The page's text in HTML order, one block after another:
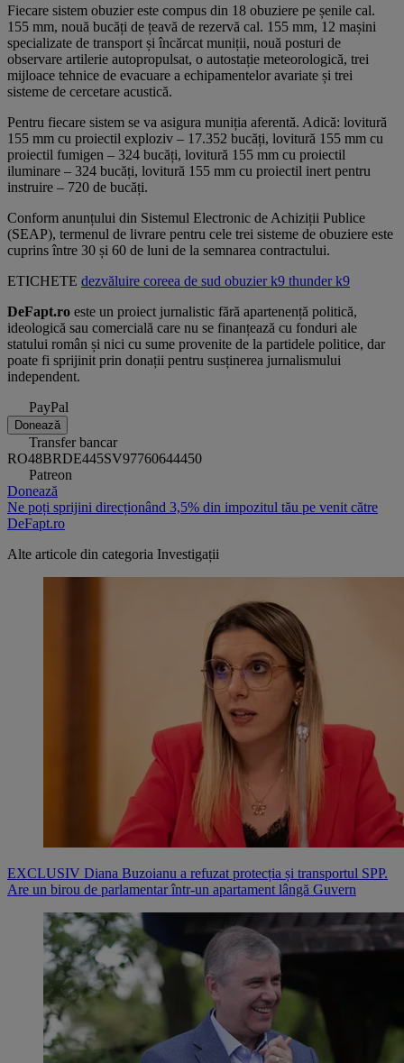
Fiecare sistem obuzier este compus din 18 obuziere pe șenile cal.
155 mm, nouă bucăți de țeavă de rezervă cal. 155 mm, 12 mașini
specializate de transport și încărcat muniții, nouă posturi de
observare artilerie autopropulsat, o autostație meteorologică, trei
mijloace tehnice de evacuare a echipamentelor avariate și trei
sisteme de cercetare acustică.
Pentru fiecare sistem se va asigura muniția aferentă. Adică: lovitură
155 mm cu proiectil exploziv – 17.352 bucăți, lovitură 155 mm cu
proiectil fumigen – 324 bucăți, lovitură 155 mm cu proiectil
iluminare – 324 bucăți, lovitură 155 mm cu proiectil inert pentru
instruire – 720 de bucăți.
Conform anunțului din Sistemul Electronic de Achiziții Publice
(SEAP), termenul de livrare pentru cele trei sisteme de obuziere este
cuprins între 30 și 60 de luni de la semnarea contractului.
ETICHETE dezvăluire coreea de sud obuzierk9 thunderk9
DeFapt.ro este un proiect jurnalistic fără apartenență politică,
ideologică sau comercială care nu se finanțează cu fonduri ale
statului român și nici cu sume provenite de la partidele politice, dar
poate fi sprijinit prin donații pentru susținerea jurnalismului
independent.
PayPal
Donează
Transfer bancar
RO48BRDE445SV97760644450
Patreon
Donează
Ne poți sprijini direcționând 3,5% din impozitul tău pe venit către
DeFapt.ro
Alte articole din categoria Investigații
EXCLUSIV Diana Buzoianu a refuzat protecția și transportul SPP.
Are un birou de parlamentar într-un apartament lângă Guvern